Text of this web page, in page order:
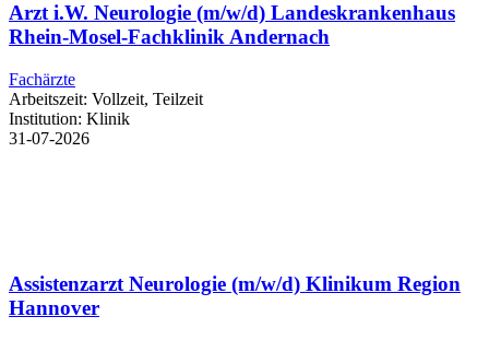
Arzt i.W. Neurologie (m/w/d) Landeskrankenhaus
Rhein-Mosel-Fachklinik Andernach
Fachärzte
Arbeitszeit: Vollzeit, Teilzeit
Institution: Klinik
31-07-2026
Assistenzarzt Neurologie (m/w/d) Klinikum Region
Hannover